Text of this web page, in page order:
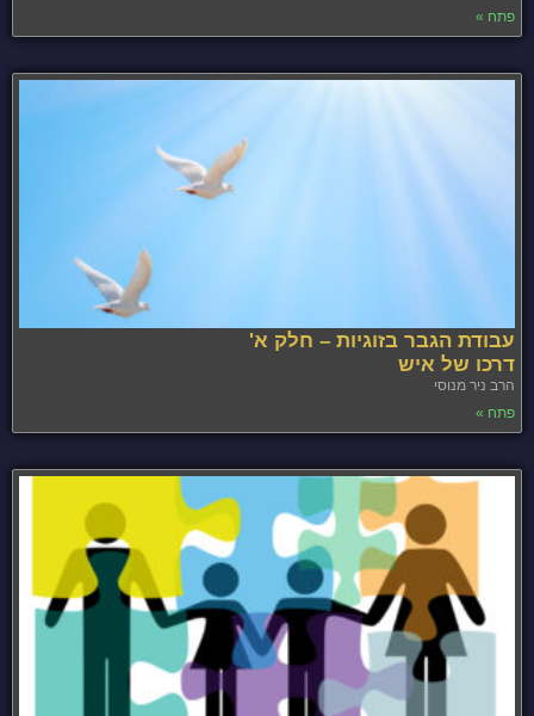
פתח »
עבודת הגבר בזוגיות – חלק א'
דרכו של איש
הרב ניר מנוסי
פתח »